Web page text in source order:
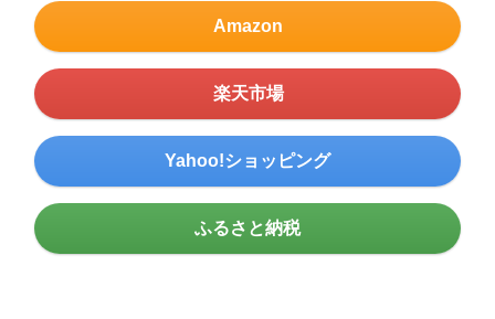
Amazon
楽天市場
Yahoo!ショッピング
ふるさと納税